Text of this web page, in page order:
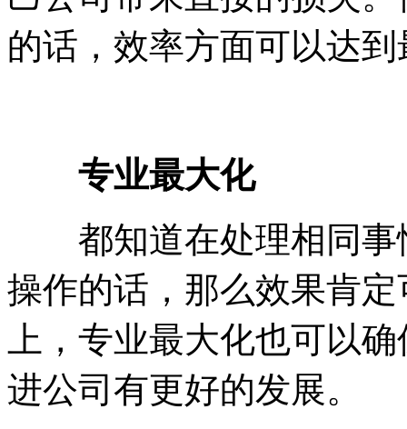
的话，效率方面可以达
专业最大化
都知道在处理相同事
操作的话，那么效果肯
上，专业最大化也可以
进公司有更好的发展。